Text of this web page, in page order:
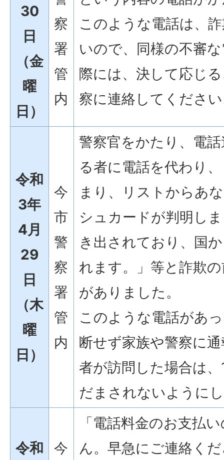
30
日
（金
曜
日）
察
署
管
内
このような電話は、
いので、同様の不審
際には、決して応じ
察に連絡してくださ
令和
3年
4月
29
日
（木
曜
日）
今
市
警
察
署
管
内
警察官をかたり、電
る者に電話を代わり
まり、リストからあ
シュカードが判明し
き出されており、国
れます。」等と詐欺
がありました。
このような電話があ
断せず家族や警察に
者が訪問した場合は
だまされないように
令和
今
「電話料金のお支払
ん。早急にご連絡く